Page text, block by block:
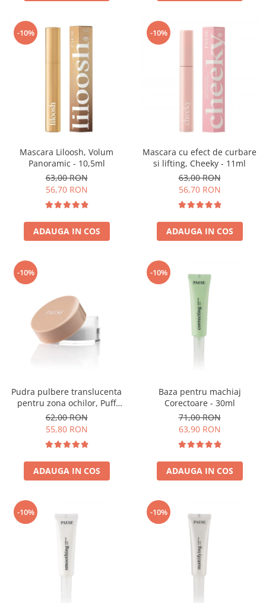
-10%
Mascara Liloosh, Volum
Panoramic - 10,5ml
63,00 RON
56,70 RON
ADAUGA IN COS
-10%
Mascara cu efect de curbare
si lifting, Cheeky - 11ml
63,00 RON
56,70 RON
ADAUGA IN COS
-10%
Pudra pulbere translucenta
pentru zona ochilor, Puff
Cloud 5,3g
62,00 RON
55,80 RON
ADAUGA IN COS
-10%
Baza pentru machiaj
Corectoare - 30ml
71,00 RON
63,90 RON
ADAUGA IN COS
-10% -10%